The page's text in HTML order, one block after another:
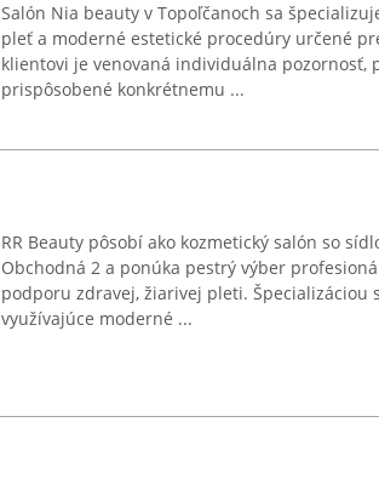
Salón Nia beauty v Topoľčanoch sa
pleť a moderné estetické procedúry určené
klientovi je venovaná individuálna pozornosť,
prispôsobené konkrétnemu ...
RR Beauty pôsobí ako kozmetický salón so
Obchodná 2 a ponúka pestrý výber
podporu zdravej, žiarivej pleti.
využívajúce moderné ...